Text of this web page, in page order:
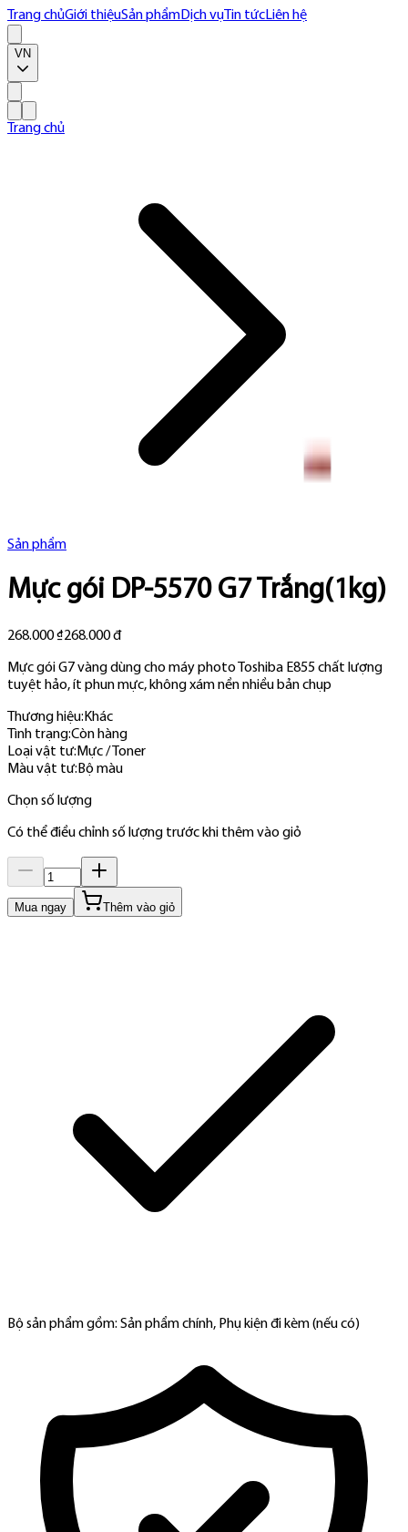
Trang chủGiới thiệuSản phẩmDịch vụ Tin tứcLiên hệ
VN
Trang chủ
Sản phẩm
Mực gói DP-5570 G7 Trắng(1kg)
268.000 ₫268.000 đ
Mực gói G7 vàng dùng cho máy photo Toshiba E855 chất lượng
tuyệt hảo, ít phun mực, không xám nền nhiều bản chụp
Thương hiệu: Khác
Tình trạng:Còn hàng
Loại vật tư: Mực / Toner
Màu vật tư: Bộ màu
Chọn số lượng
Có thể điều chỉnh số lượng trước khi thêm vào giỏ
Mua ngay Thêm vào giỏ
Bộ sản phẩm gồm: Sản phẩm chính, Phụ kiện đi kèm (nếu có)